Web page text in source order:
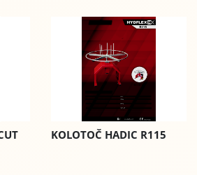
KOLOTOČ HADIC R115